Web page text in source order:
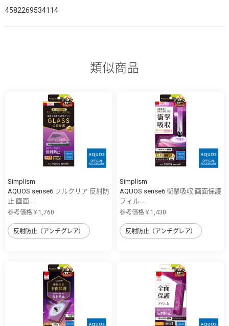
4582269534114
類似商品
Simplism
AQUOS sense6 フルクリア 反射防
止 画面...
参考価格￥1,760
反射防止（アンチグレア）
Simplism
AQUOS sense6 衝撃吸収 画面保護
フィル...
参考価格￥1,430
反射防止（アンチグレア）